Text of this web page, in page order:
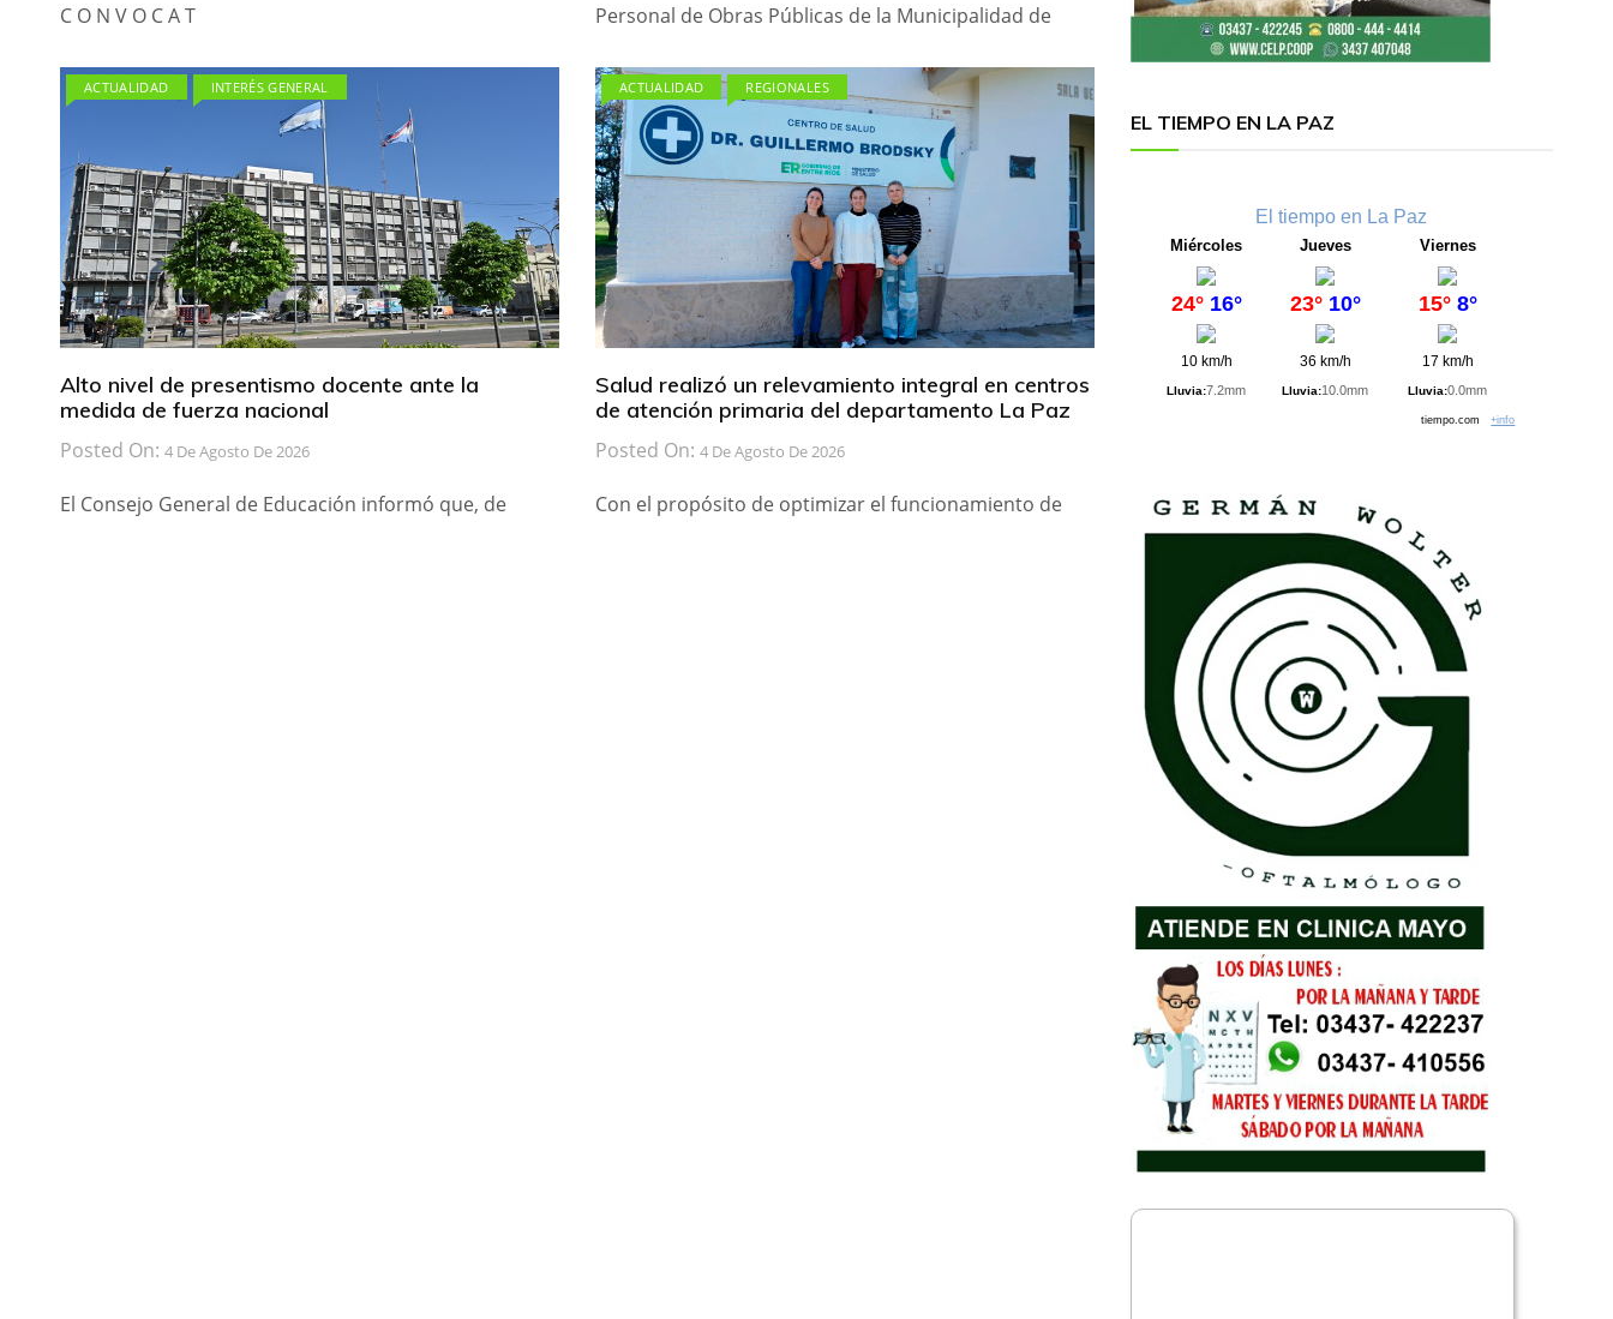
C O N V O C A T Personal de Obras Públicas de la Municipalidad de
ACTUALIDAD INTERÉS GENERAL
Alto nivel de presentismo docente ante la
medida de fuerza nacional
Posted On: 4 De Agosto De 2026
El Consejo General de Educación informó que, de
ACTUALIDAD REGIONALES
Salud realizó un relevamiento integral en centros
de atención primaria del departamento La Paz
Posted On: 4 De Agosto De 2026
Con el propósito de optimizar el funcionamiento de
EL TIEMPO EN LA PAZ
El tiempo en La Paz
Miércoles
24° 16°
10 km/h
Lluvia:7.2mm
Jueves
23° 10°
36 km/h
Lluvia:10.0mm
Viernes
15° 8°
17 km/h
Lluvia:0.0mm
tiempo.com+info